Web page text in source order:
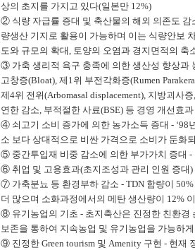
상의 초지를 가지고 있다(일본만 12%)
② 식량 자급률 증대 및 축산물의 해외 의존도 감
량생산 기지로 활용이 가능하며 이는 식량안보
도와 규모의 확대, 토양의 오염과 경지면적의
③ 가축 생리적 욕구 충족에 의한 생산성 향상과
고창증(Bloat), 제1위 부전각화증(Rumen
제4위 전위(Arbomasal displacement), 지방괴사
연한 감소, 부적절한 사료(BSE) 등 경영 개선효과
④ 쇠고기 소비 증가에 의한 농가소득 증대 - ‘98
소 보다 상대적으로 비싼 가격으로 소비가 둔화
⑤ 중간투입재 비중 감소에 의한 부가가치 증대 -
⑥ 취업 및 고용효과(초지조성과 관리 인원 증대
⑦ 가축분뇨 등 환경부하 감소 - TDN 함량이
더 많으며 소화과정에서의 메탄 생산량이 12%
⑧ 유기농업의 기초 - 초지축산은 진정한 친환경
보존을 통하여 지속농업 및 유기농업을 가능하
⑨ 진정한 Green tourism 및 Amenity 구현 - 현재